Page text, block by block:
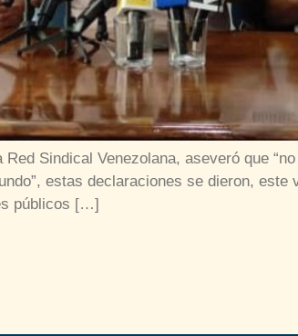
Sindical Venezolana, aseveró que
estas declaraciones se dieron,
públicos […]